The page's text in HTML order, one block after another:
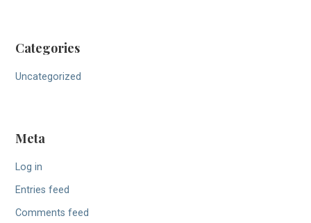
Categories
Uncategorized
Meta
Log in
Entries feed
Comments feed